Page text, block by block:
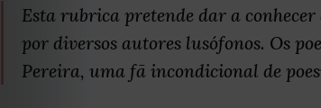
de
privacidade
Esta rubrica pretende dar a
por diversos autores lusófonos. Os
Pereira, uma fã incondicional de